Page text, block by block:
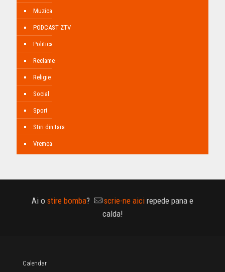
Muzica
PODCAST ZTV
Politica
Reclame
Religie
Social
Sport
Stiri din tara
Vremea
Ai o stire bomba? scrie-ne aici repede pana e
calda!
Calendar